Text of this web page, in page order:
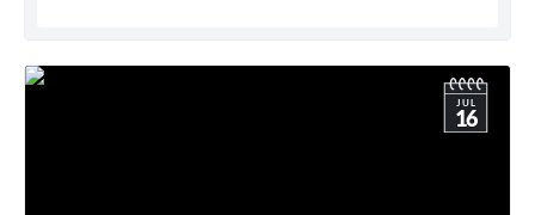
JUL
16